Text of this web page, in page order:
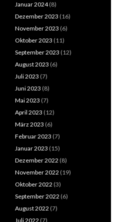
Januar 2024(8)
Dezember 2023 (16)
November 2023 (6)
Oktober 2023 (11)
September 2023 (12)
August 2023 (6)
Juli 2023 (7)
Juni 2023 (8)
Mai 2023 (7)
April 2023 (12)
März 2023 (6)
Februar 2023 (7)
Januar 2023 (15)
Dezember 2022 (8)
November 2022 (19)
Oktober 2022 (3)
September 2022 (6)
August 2022 (7)
Juli 2022 (7)